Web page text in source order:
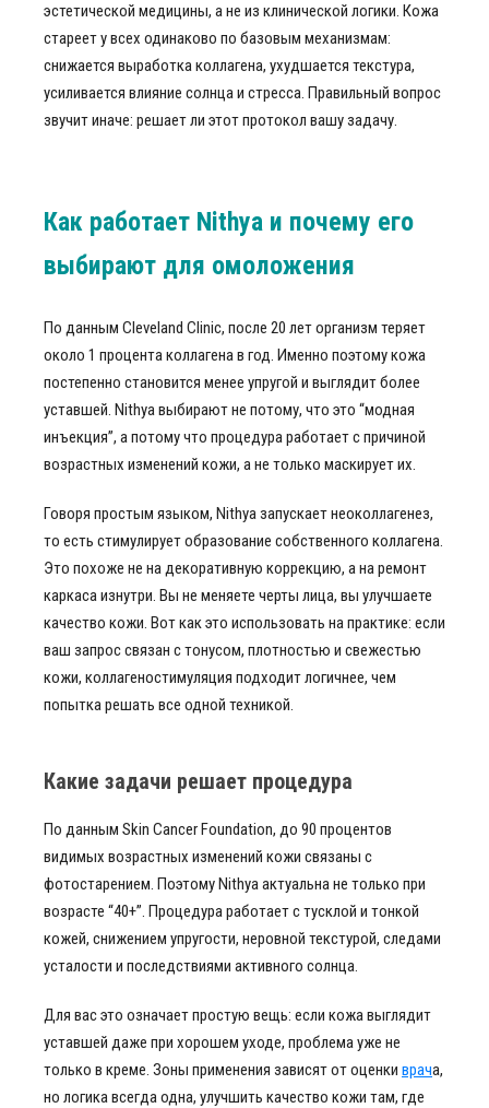
эстетической медицины, а не из клинической логики. Кожа
стареет у всех одинаково по базовым механизмам:
снижается выработка коллагена, ухудшается текстура,
усиливается влияние солнца и стресса. Правильный вопрос
звучит иначе: решает ли этот протокол вашу задачу.
Как работает Nithya и почему его
выбирают для омоложения
По данным Cleveland Clinic, после 20 лет организм теряет
около 1 процента коллагена в год. Именно поэтому кожа
постепенно становится менее упругой и выглядит более
уставшей. Nithya выбирают не потому, что это “модная
инъекция”, а потому что процедура работает с причиной
возрастных изменений кожи, а не только маскирует их.
Говоря простым языком, Nithya запускает неоколлагенез,
то есть стимулирует образование собственного коллагена.
Это похоже не на декоративную коррекцию, а на ремонт
каркаса изнутри. Вы не меняете черты лица, вы улучшаете
качество кожи. Вот как это использовать на практике: если
ваш запрос связан с тонусом, плотностью и свежестью
кожи, коллагеностимуляция подходит логичнее, чем
попытка решать все одной техникой.
Какие задачи решает процедура
По данным Skin Cancer Foundation, до 90 процентов
видимых возрастных изменений кожи связаны с
фотостарением. Поэтому Nithya актуальна не только при
возрасте “40+”. Процедура работает с тусклой и тонкой
кожей, снижением упругости, неровной текстурой, следами
усталости и последствиями активного солнца.
Для вас это означает простую вещь: если кожа выглядит
уставшей даже при хорошем уходе, проблема уже не
только в креме. Зоны применения зависят от оценки врача,
но логика всегда одна, улучшить качество кожи там, где